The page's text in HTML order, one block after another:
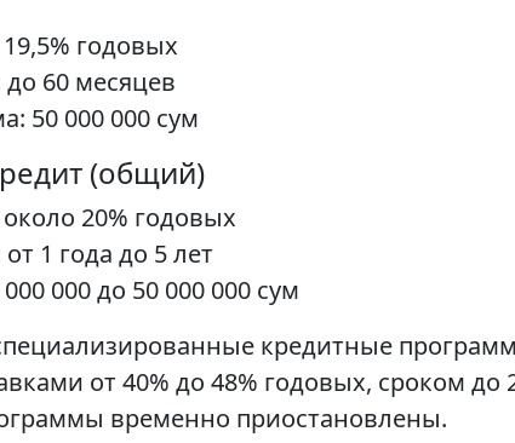
годовых
60 месяцев
50 000 000 сум
(общий)
20% годовых
1 года до 5 лет
000 до 50 000 000 сум
кредитные
от 40% до 48% годовых, сроком
временно приостановлены.